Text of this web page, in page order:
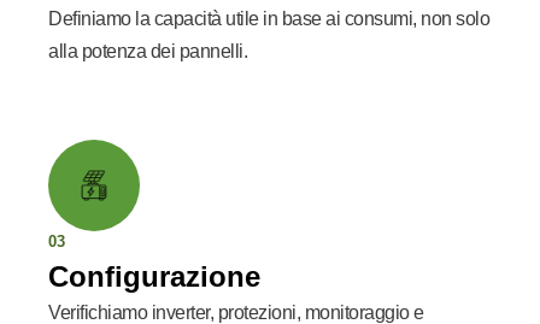
Definiamo la capacità utile in base ai consumi, non solo
alla potenza dei pannelli.
03
Configurazione
Verifichiamo inverter, protezioni, monitoraggio e